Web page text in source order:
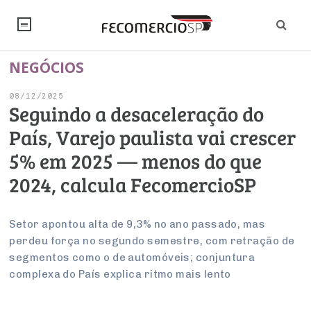
NOTÍCIAS
Artigos
Institucional
Debates Fecomercio-SP
PROJETOS ESPECIAIS:
UM BRASIL
Economia
Pesquisas
Brasil
Internacional
Modernização do Estado
Economia Digital
Empresas
Arbitragem e Mediação
Reforma Tributária
Varejo
Atacado
Sustentabilidade
ESG
Últimas Notícias
SINDICATOS
PESQUISAS
Sobre
Imprensa
CONSELHOS
Conselho de Turismo
EMPRESAS
NEGÓCIOS
08/12/2025
Seguindo a desaceleração do
País, Varejo paulista vai crescer
5% em 2025 — menos do que
2024, calcula FecomercioSP
Setor apontou alta de 9,3% no ano passado, mas
perdeu força no segundo semestre, com retração de
segmentos como o de automóveis; conjuntura
complexa do País explica ritmo mais lento